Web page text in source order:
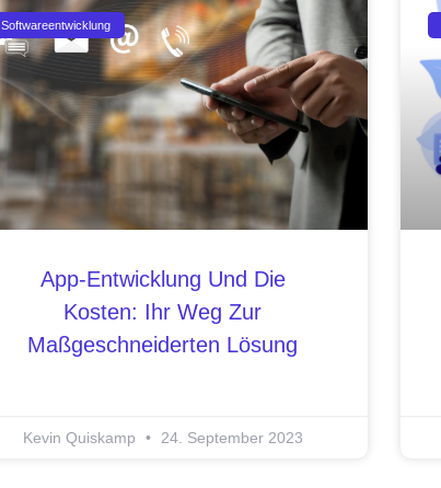
Softwareentwicklung
App-Entwicklung Und Die
Kosten: Ihr Weg Zur
Maßgeschneiderten Lösung
Kevin Quiskamp 24. September 2023